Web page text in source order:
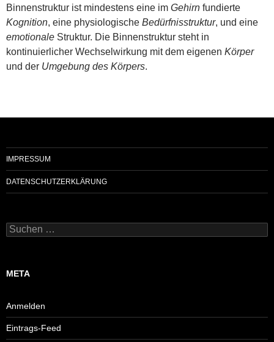
Binnenstruktur ist mindestens eine im Gehirn fundierte
Kognition, eine physiologische Bedürfnisstruktur, und eine
emotionale Struktur. Die Binnenstruktur steht in
kontinuierlicher Wechselwirkung mit dem eigenen Körper
und der Umgebung des Körpers.
IMPRESSUM
DATENSCHUTZERKLÄRUNG
Suchen
nach:
META
Anmelden
Eintrags-Feed